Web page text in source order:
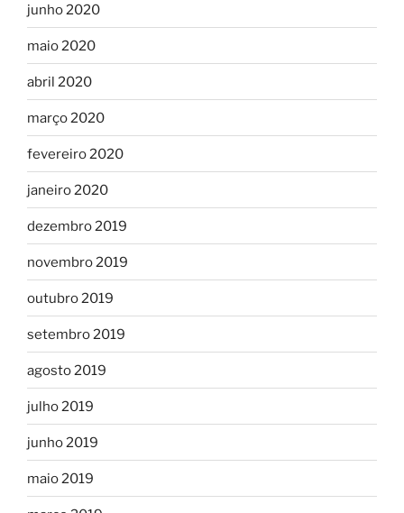
junho 2020
maio 2020
abril 2020
março 2020
fevereiro 2020
janeiro 2020
dezembro 2019
novembro 2019
outubro 2019
setembro 2019
agosto 2019
julho 2019
junho 2019
maio 2019